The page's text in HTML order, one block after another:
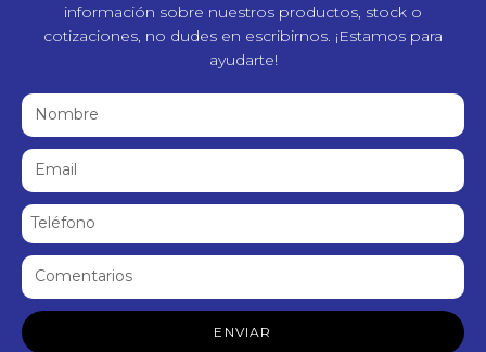
información sobre nuestros productos, stock o
cotizaciones, no dudes en escribirnos. ¡Estamos para
ayudarte!
ENVIAR